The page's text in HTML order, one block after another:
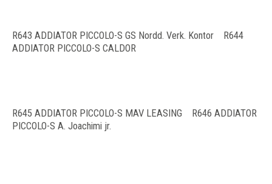
R643 ADDIATOR PICCOLO-S GS Nordd. Verk. Kontor R644
ADDIATOR PICCOLO-S CALDOR
R645 ADDIATOR PICCOLO-S MAV LEASING R646 ADDIATOR
PICCOLO-S A. Joachimi jr.